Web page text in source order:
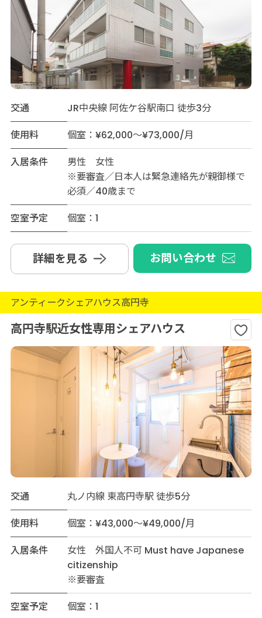
交通
JR中央線 阿佐ケ谷駅南口 徒歩3分
使用料
個室：¥62,000～¥73,000/月
入居条件
男性 女性
※要審査／日本人は緊急連絡先が親御様で
必須／40歳まで
空室予定
個室：1
詳細を見る お問い合わせ
アンティークシェアハウス高円寺
高円寺駅近女性専用シェアハウス
交通
丸ノ内線 東高円寺駅 徒歩5分
使用料
個室：¥43,000～¥49,000/月
入居条件
女性 外国人不可 Must have Japanese
citizenship
※要審査
空室予定
個室：1